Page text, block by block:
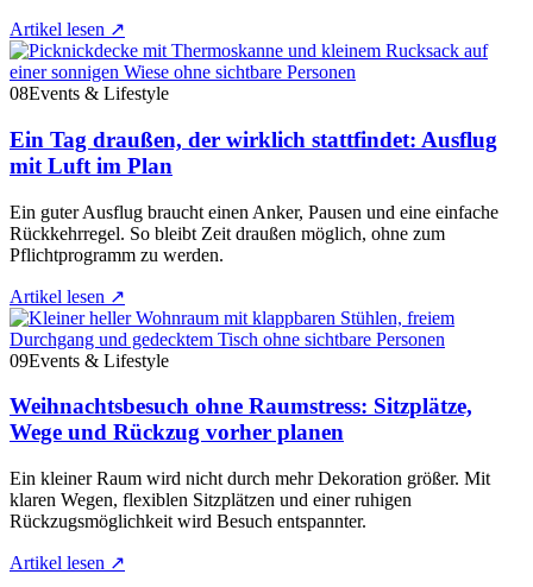
Artikel lesen ↗
08Events & Lifestyle
Ein Tag draußen, der wirklich stattfindet: Ausflug
mit Luft im Plan
Ein guter Ausflug braucht einen Anker, Pausen und eine einfache
Rückkehrregel. So bleibt Zeit draußen möglich, ohne zum
Pflichtprogramm zu werden.
Artikel lesen ↗
09Events & Lifestyle
Weihnachtsbesuch ohne Raumstress: Sitzplätze,
Wege und Rückzug vorher planen
Ein kleiner Raum wird nicht durch mehr Dekoration größer. Mit
klaren Wegen, flexiblen Sitzplätzen und einer ruhigen
Rückzugsmöglichkeit wird Besuch entspannter.
Artikel lesen ↗